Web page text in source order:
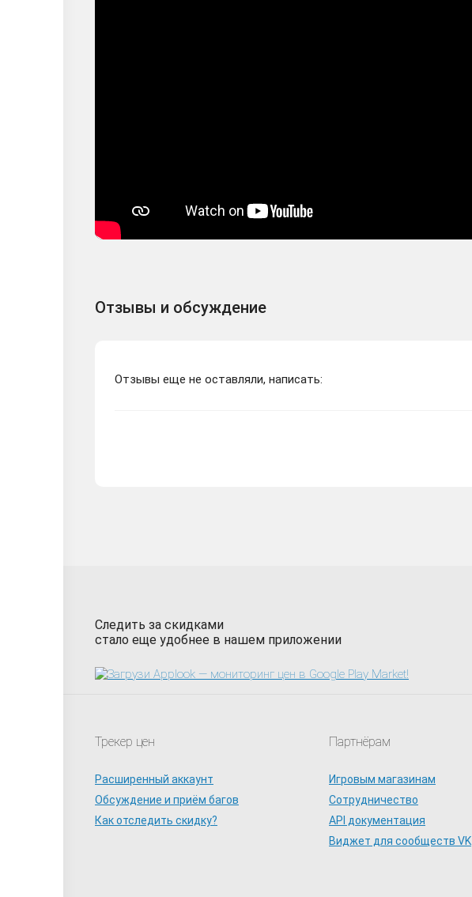
Отзывы и обсуждение
Отзывы еще не оставляли, написать:
Следить за скидками
стало еще удобнее в нашем приложении
Трекер цен
Расширенный аккаунт
Обсуждение и приём багов
Как отследить скидку?
Партнёрам
Игровым магазинам
Сотрудничество
API документация
Виджет для сообществ VK